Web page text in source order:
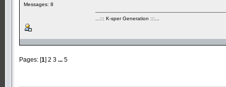
Messages: 8
...::: K-sper Generation :::...
Pages: [1] 2 3 ... 5